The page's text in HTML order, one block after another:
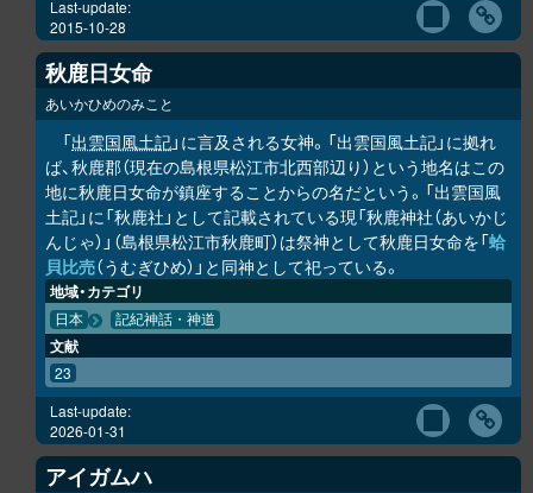
Last-update:
2015-10-28
秋鹿日女命
あいかひめのみこと
「出雲国風土記」に言及される女神。「出雲国風土記」に拠れ
ば、秋鹿郡（現在の島根県松江市北西部辺り）という地名はこの
地に秋鹿日女命が鎮座することからの名だという。「出雲国風
土記」に「秋鹿社」として記載されている現「秋鹿神社（あいかじ
んじゃ）」（島根県松江市秋鹿町）は祭神として秋鹿日女命を「蛤
貝比売（うむぎひめ）」と同神として祀っている。
地域・カテゴリ
日本 記紀神話・神道
文献
23
Last-update:
2026-01-31
アイガムハ